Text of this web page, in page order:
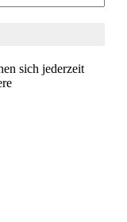
sich jederzeit